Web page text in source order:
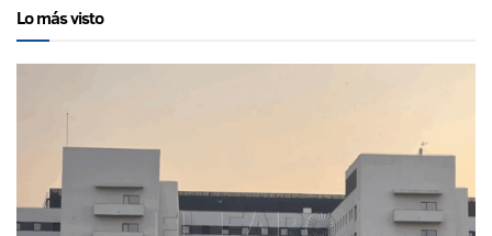
Lo más visto